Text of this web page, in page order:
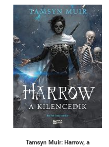
Tamsyn Muir: Harrow, a